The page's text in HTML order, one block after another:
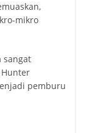
mikro
sangat
pemburu